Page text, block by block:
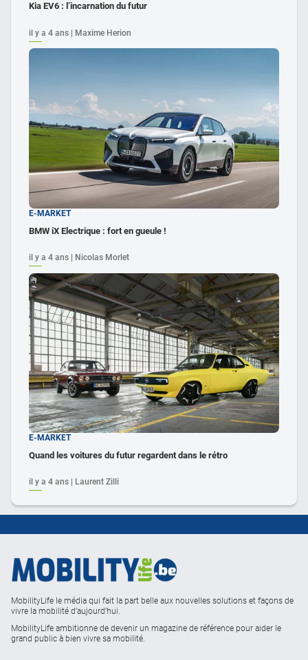
Kia EV6 : l’incarnation du futur
il y a 4 ans | Maxime Herion
E-MARKET
BMW iX Electrique : fort en gueule !
il y a 4 ans | Nicolas Morlet
E-MARKET
Quand les voitures du futur regardent dans le rétro
il y a 4 ans | Laurent Zilli
MobilityLife le média qui fait la part belle aux nouvelles solutions et façons de
vivre la mobilité d’aujourd’hui.
MobilityLife ambitionne de devenir un magazine de référence pour aider le
grand public à bien vivre sa mobilité.